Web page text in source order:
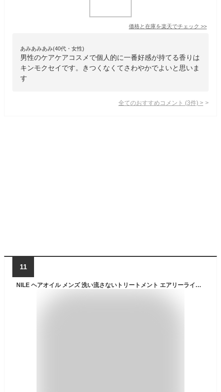
価格と在庫を楽天でチェック >>
あみあみあみ(40代・女性)
男性のケアケアコスメで個人的に一番好感が持てる香りは
キンモクセイです。きつくなくてさわやかでよいと思いま
す
全てのおすすめコメント (3件) >
11
NILE ヘアオイル メンズ 洗い流さないトリートメント エアリーライト (APPLE BLOOM（フローラル）の香り)